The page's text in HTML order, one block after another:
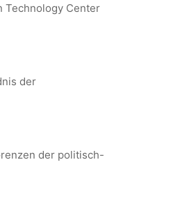
Technology Center
der
der politisch-